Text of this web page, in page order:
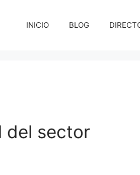
INICIO BLOG
del sector